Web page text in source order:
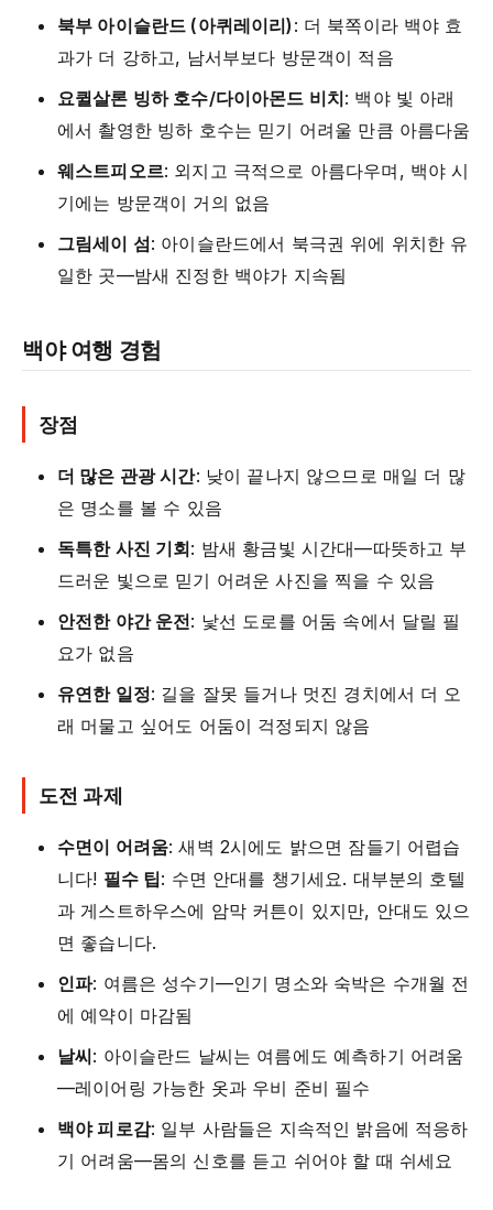
북부 아이슬란드 (아퀴레이리) : 더 북쪽이라 백야 효
과가 더 강하고, 남서부보다 방문객이 적음
요퀼살론 빙하 호수/다이아몬드 비치: 백야 빛 아래
에서 촬영한 빙하 호수는 믿기 어려울 만큼 아름다움
웨스트피오르: 외지고 극적으로 아름다우며, 백야 시
기에는 방문객이 거의 없음
그림세이 섬: 아이슬란드에서 북극권 위에 위치한 유
일한 곳—밤새 진정한 백야가 지속됨
백야 여행 경험
장점
더 많은 관광 시간: 낮이 끝나지 않으므로 매일 더 많
은 명소를 볼 수 있음
독특한 사진 기회: 밤새 황금빛 시간대—따뜻하고 부
드러운 빛으로 믿기 어려운 사진을 찍을 수 있음
안전한 야간 운전: 낯선 도로를 어둠 속에서 달릴 필
요가 없음
유연한 일정: 길을 잘못 들거나 멋진 경치에서 더 오
래 머물고 싶어도 어둠이 걱정되지 않음
도전 과제
수면이 어려움: 새벽 2시에도 밝으면 잠들기 어렵습
니다! 필수 팁: 수면 안대를 챙기세요. 대부분의 호텔
과 게스트하우스에 암막 커튼이 있지만, 안대도 있으
면 좋습니다.
인파: 여름은 성수기—인기 명소와 숙박은 수개월 전
에 예약이 마감됨
날씨: 아이슬란드 날씨는 여름에도 예측하기 어려움
—레이어링 가능한 옷과 우비 준비 필수
백야 피로감: 일부 사람들은 지속적인 밝음에 적응하
기 어려움—몸의 신호를 듣고 쉬어야 할 때 쉬세요